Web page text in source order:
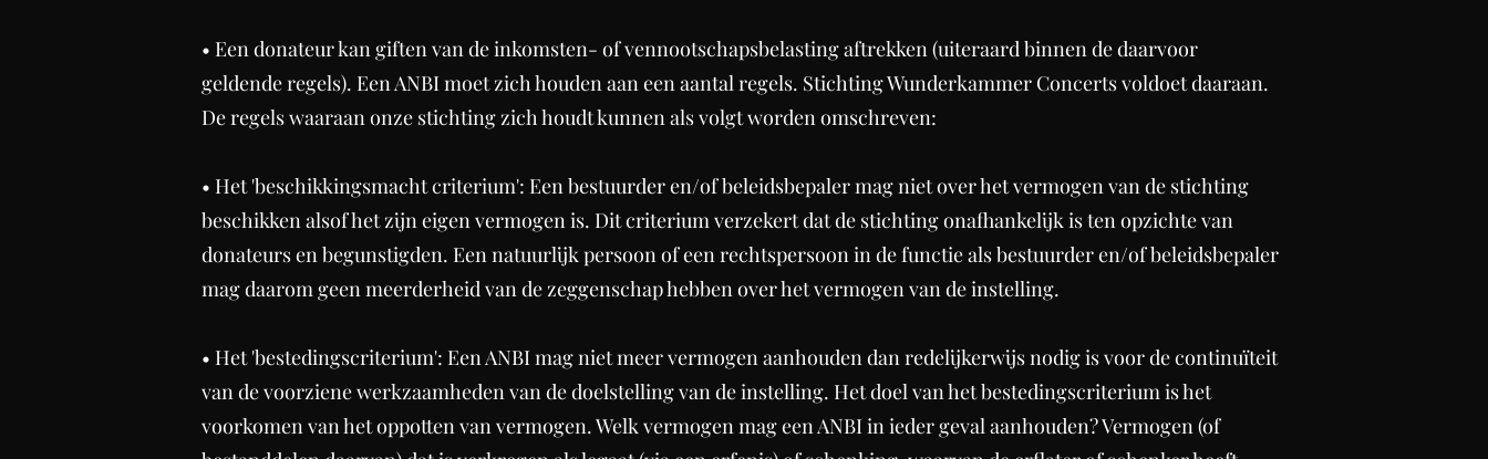
• Een donateur kan giften van de inkomsten- of vennootschapsbelasting aftrekken (uiteraard binnen de daarvoor
geldende regels). Een ANBI moet zich houden aan een aantal regels. Stichting Wunderkammer Concerts voldoet daaraan.
De regels waaraan onze stichting zich houdt kunnen als volgt worden omschreven:
• Het 'beschikkingsmacht criterium': Een bestuurder en/of beleidsbepaler mag niet over het vermogen van de stichting
beschikken alsof het zijn eigen vermogen is. Dit criterium verzekert dat de stichting onafhankelijk is ten opzichte van
donateurs en begunstigden. Een natuurlijk persoon of een rechtspersoon in de functie als bestuurder en/of beleidsbepaler
mag daarom geen meerderheid van de zeggenschap hebben over het vermogen van de instelling.
• Het 'bestedingscriterium': Een ANBI mag niet meer vermogen aanhouden dan redelijkerwijs nodig is voor de continuïteit
van de voorziene werkzaamheden van de doelstelling van de instelling. Het doel van het bestedingscriterium is het
voorkomen van het oppotten van vermogen. Welk vermogen mag een ANBI in ieder geval aanhouden? Vermogen (of